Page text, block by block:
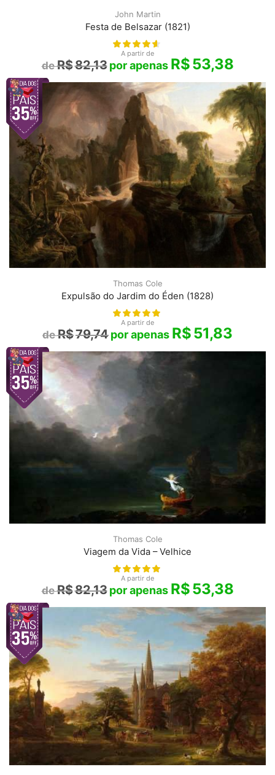
John Martin
Festa de Belsazar (1821)
A partir de
R$82,13 R$53,38
Thomas Cole
Expulsão do Jardim do Éden (1828)
A partir de
R$79,74 R$51,83
Thomas Cole
Viagem da Vida – Velhice
A partir de
R$82,13 R$53,38